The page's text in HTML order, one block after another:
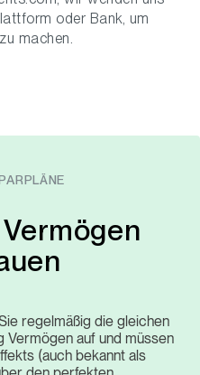
oder Bank, um
machen.
regelmäßig die gleichen
Vermögen auf und müssen
(auch bekannt als